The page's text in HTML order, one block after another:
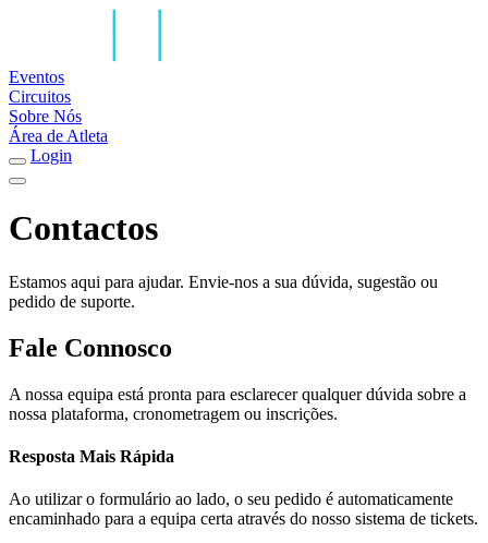
Eventos
Circuitos
Sobre Nós
Área de Atleta
Login
Contactos
Estamos aqui para ajudar. Envie-nos a sua dúvida, sugestão ou
pedido de suporte.
Fale Connosco
A nossa equipa está pronta para esclarecer qualquer dúvida sobre a
nossa plataforma, cronometragem ou inscrições.
Resposta Mais Rápida
Ao utilizar o formulário ao lado, o seu pedido é automaticamente
encaminhado para a equipa certa através do nosso sistema de tickets.